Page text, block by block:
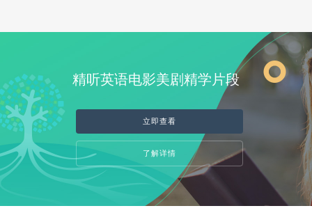
精听英语电影美剧精学片段
立即查看
了解详情